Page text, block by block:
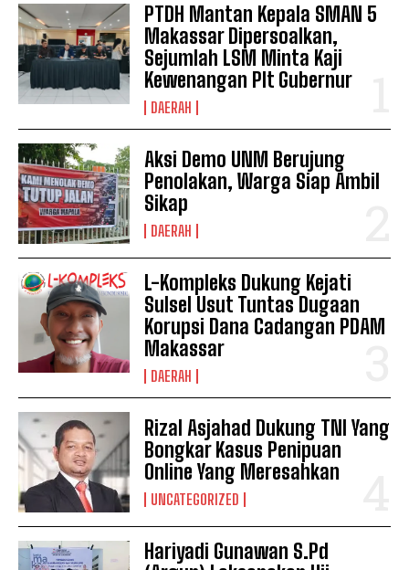
I WANT IN
I've read and accept the Privacy Policy
Pemilihan Ketua dan Wakil Ketua MPK
periode 2024/2025
PTDH Mantan Kepala SMAN 5
Makassar Dipersoalkan,
Sejumlah LSM Minta Kaji
Kewenangan Plt Gubernur
DAERAH
Aksi Demo UNM Berujung
Penolakan, Warga Siap Ambil
Sikap
DAERAH
L-Kompleks Dukung Kejati
Sulsel Usut Tuntas Dugaan
Korupsi Dana Cadangan PDAM
Makassar
DAERAH
Rizal Asjahad Dukung TNI Yang
Bongkar Kasus Penipuan
Online Yang Meresahkan
UNCATEGORIZED
Hariyadi Gunawan S.Pd